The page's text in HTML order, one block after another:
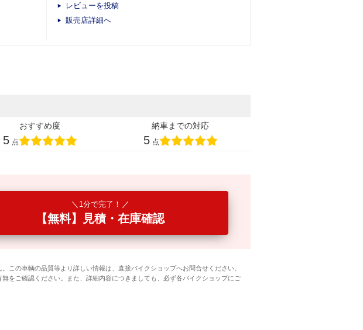
レビューを投稿
販売店詳細へ
おすすめ度
5 点
納車までの対応
5 点
1分で完了！
【無料】見積・在庫確認
この車輌の品質等より詳しい情報は、直接バイクショップへお問合せください。
をご確認ください。また、詳細内容につきましても、必ず各バイクショップにご